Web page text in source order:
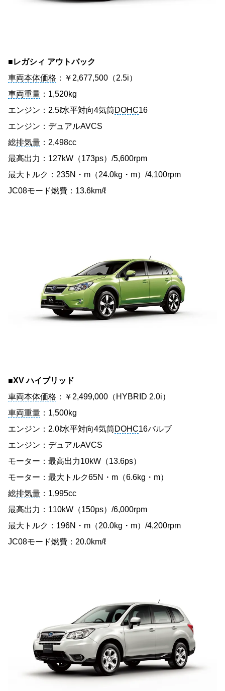
■レガシィ アウトバック
車両本体価格 ：￥2,677,500（2.5i）
車両重量 ：1,520kg
エンジン：2.5ℓ水平対向4気筒DOHC16
エンジン：デュアルAVCS
総排気量 ：2,498cc
最高出力：127kW（173ps）/5,600rpm
最大トルク：235N・m（24.0kg・m）/4,100rpm
JC08モード燃費：13.6km/ℓ
■XV ハイブリッド
車両本体価格 ：￥2,499,000（HYBRID 2.0i）
車両重量 ：1,500kg
エンジン：2.0ℓ水平対向4気筒DOHC16バルブ
エンジン：デュアルAVCS
モーター：最高出力10kW（13.6ps）
モーター：最大トルク65N・m（6.6kg・m）
総排気量 ：1,995cc
最高出力：110kW（150ps）/6,000rpm
最大トルク：196N・m（20.0kg・m）/4,200rpm
JC08モード燃費：20.0km/ℓ